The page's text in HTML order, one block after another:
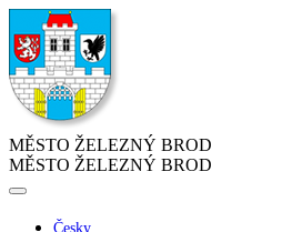
MĚSTO ŽELEZNÝ BROD
MĚSTO ŽELEZNÝ BROD
Česky